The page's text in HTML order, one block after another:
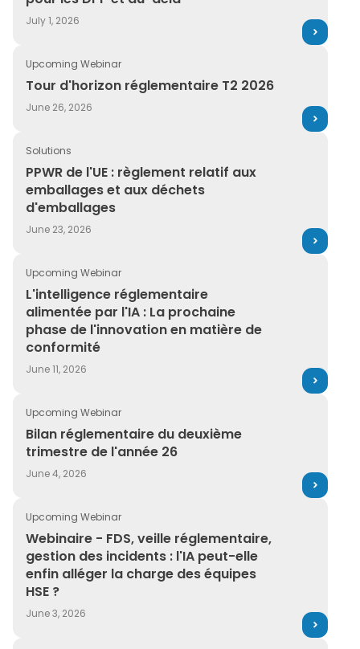
July 1, 2026
Upcoming Webinar
Tour d'horizon réglementaire T2 2026
June 26, 2026
Tour d'horizon réglementaire T2 2026
Solutions
PPWR de l'UE : règlement relatif aux
emballages et aux déchets
d'emballages
June 23, 2026
PPWR de l'UE : règlement relatif aux emballages et
Upcoming Webinar
L'intelligence réglementaire
alimentée par l'IA : La prochaine
phase de l'innovation en matière de
conformité
June 11, 2026
L'intelligence réglementaire alimentée par l'IA : La
Upcoming Webinar
Bilan réglementaire du deuxième
trimestre de l'année 26
June 4, 2026
Bilan réglementaire du deuxième trimestre de l'année
Upcoming Webinar
Webinaire - FDS, veille réglementaire,
gestion des incidents : l'IA peut-elle
enfin alléger la charge des équipes
HSE ?
June 3, 2026
Webinaire - FDS, veille réglementaire, gestion des